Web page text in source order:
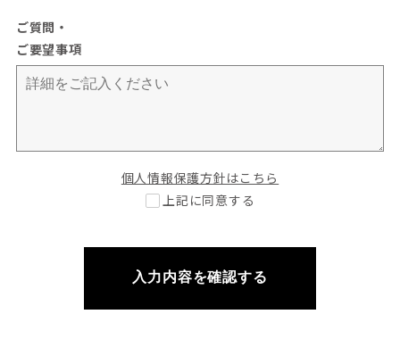
ご質問・
ご要望事項
個人情報保護方針はこちら
上記に同意する
入力内容を確認する